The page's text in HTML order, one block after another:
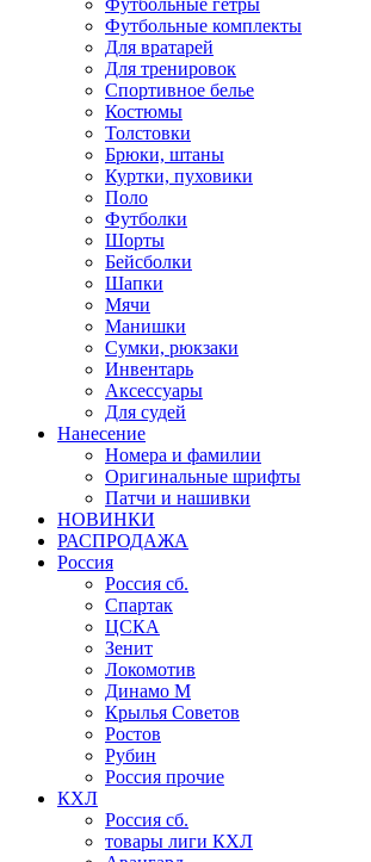
Футбольные гетры
Футбольные комплекты
Для вратарей
Для тренировок
Спортивное белье
Костюмы
Толстовки
Брюки, штаны
Куртки, пуховики
Поло
Футболки
Шорты
Бейсболки
Шапки
Мячи
Манишки
Сумки, рюкзаки
Инвентарь
Аксессуары
Для судей
Нанесение
Номера и фамилии
Оригинальные шрифты
Патчи и нашивки
НОВИНКИ
РАСПРОДАЖА
Россия
Россия сб.
Спартак
ЦСКА
Зенит
Локомотив
Динамо М
Крылья Советов
Ростов
Рубин
Россия прочие
КХЛ
Россия сб.
товары лиги КХЛ